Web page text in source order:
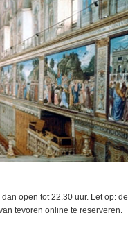
open tot 22.30 uur. Let op: de
tevoren online te reserveren.